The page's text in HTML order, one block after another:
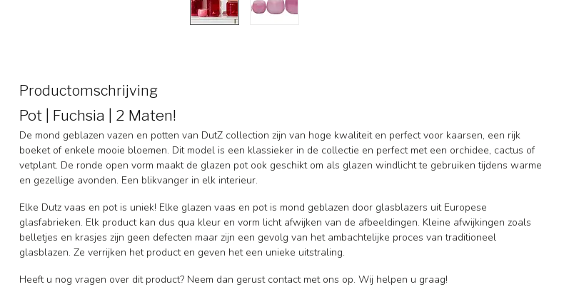
Productomschrijving
Pot | Fuchsia | 2 Maten!
De mond geblazen vazen en potten van DutZ collection zijn van hoge kwaliteit en perfect voor kaarsen, een rijk
boeket of enkele mooie bloemen. Dit model is een klassieker in de collectie en perfect met een orchidee, cactus of
vetplant. De ronde open vorm maakt de glazen pot ook geschikt om als glazen windlicht te gebruiken tijdens warme
en gezellige avonden. Een blikvanger in elk interieur.
Elke Dutz vaas en pot is uniek! Elke glazen vaas en pot is mond geblazen door glasblazers uit Europese
glasfabrieken. Elk product kan dus qua kleur en vorm licht afwijken van de afbeeldingen. Kleine afwijkingen zoals
belletjes en krasjes zijn geen defecten maar zijn een gevolg van het ambachtelijke proces van traditioneel
glasblazen. Ze verrijken het product en geven het een unieke uitstraling.
Heeft u nog vragen over dit product? Neem dan gerust contact met ons op. Wij helpen u graag!